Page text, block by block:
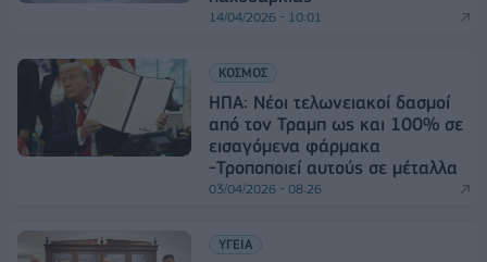
14/04/2026 - 10:01
ΚΟΣΜΟΣ
ΗΠΑ: Νέοι τελωνειακοί δασμοί
από τον Τραμπ ως και 100% σε
εισαγόμενα φάρμακα
-Τροποποιεί αυτούς σε μέταλλα
03/04/2026 - 08:26
ΥΓΕΙΑ